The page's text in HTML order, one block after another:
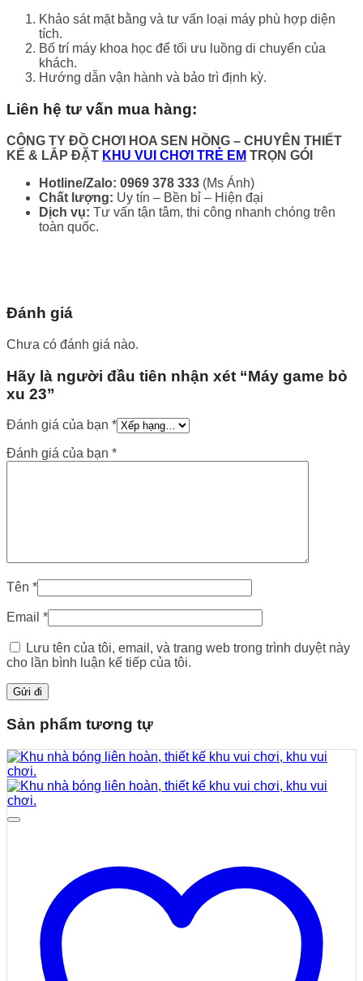
Khảo sát mặt bằng và tư vấn loại máy phù hợp diện
tích.
Bố trí máy khoa học để tối ưu luồng di chuyển của
khách.
Hướng dẫn vận hành và bảo trì định kỳ.
Liên hệ tư vấn mua hàng:
CÔNG TY ĐỒ CHƠI HOA SEN HỒNG – CHUYÊN THIẾT
KẾ & LẮP ĐẶT KHU VUI CHƠI TRẺ EM TRỌN GÓI
Hotline/Zalo: 0969 378 333 (Ms Ánh)
Chất lượng: Uy tín – Bền bỉ – Hiện đại
Dịch vụ: Tư vấn tận tâm, thi công nhanh chóng trên
toàn quốc.
Đánh giá
Chưa có đánh giá nào.
Hãy là người đầu tiên nhận xét “Máy game bỏ
xu 23”
Đánh giá của bạn *
Đánh giá của bạn *
Tên *
Email *
Lưu tên của tôi, email, và trang web trong trình duyệt này
cho lần bình luận kế tiếp của tôi.
Sản phẩm tương tự